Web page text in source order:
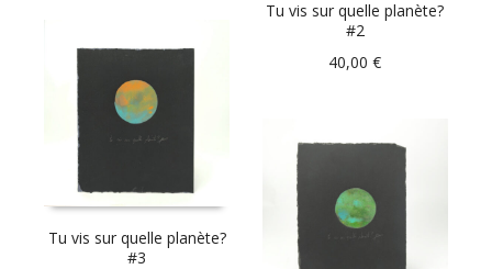
Tu vis sur quelle planète?
#2
40,00€
Tu vis sur quelle planète?
#3